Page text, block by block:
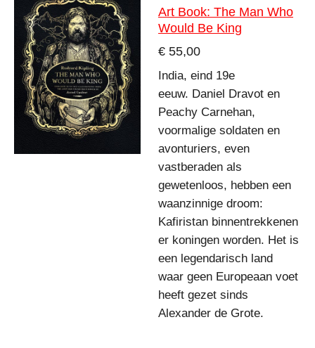
Art Book: The Man Who
Would Be King
€ 55,00
India, eind 19e
eeuw. Daniel Dravot en
Peachy Carnehan,
voormalige soldaten en
avonturiers, even
vastberaden als
gewetenloos, hebben een
waanzinnige droom:
Kafiristan binnentrekkenen
er koningen worden. Het is
een legendarisch land
waar geen Europeaan voet
heeft gezet sinds
Alexander de Grote.